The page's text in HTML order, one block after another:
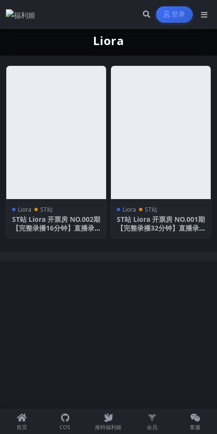
登录
Liora
Liora ST站
ST站 Liora 开票房 NO.002期
【完整录播16分钟】直播录
Liora ST站
ST站 Liora 开票房 NO.001期
【完整录播32分钟】直播录
首页 COS 推特福利姬 会员 客服